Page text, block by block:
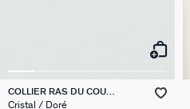
COLLIER RAS DU COU
BELOVED
Cristal / Doré